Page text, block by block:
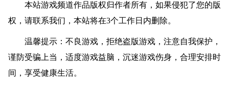
本站游戏频道作品版权归作者所有，如果侵犯了您的版
权，请联系我们，本站将在3个工作日内删除。
温馨提示：不良游戏，拒绝盗版游戏，注意自我保护，
谨防受骗上当，适度游戏益脑，沉迷游戏伤身，合理安排时
间，享受健康生活。